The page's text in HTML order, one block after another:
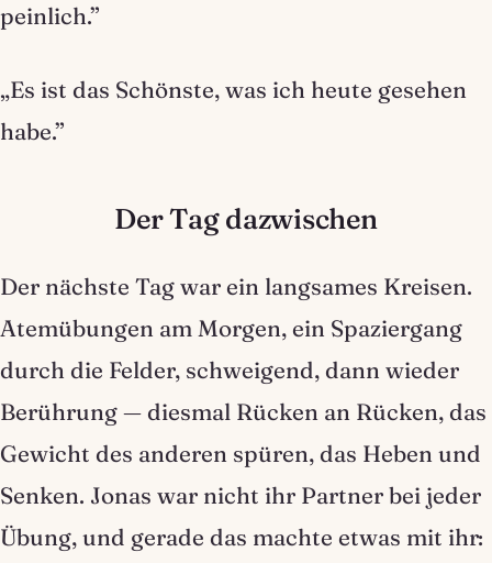
peinlich.”
„Es ist das Schönste, was ich heute gesehen
habe.”
Der Tag dazwischen
Der nächste Tag war ein langsames Kreisen.
Atemübungen am Morgen, ein Spaziergang
durch die Felder, schweigend, dann wieder
Berührung — diesmal Rücken an Rücken, das
Gewicht des anderen spüren, das Heben und
Senken. Jonas war nicht ihr Partner bei jeder
Übung, und gerade das machte etwas mit ihr: